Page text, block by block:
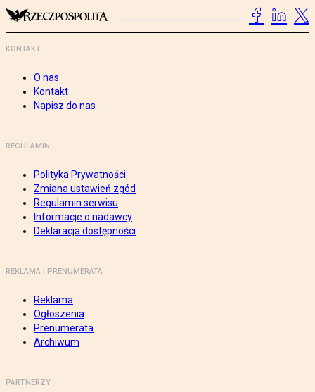
KONTAKT
O nas
Kontakt
Napisz do nas
REGULAMIN
Polityka Prywatności
Zmiana ustawień zgód
Regulamin serwisu
Informacje o nadawcy
Deklaracja dostępności
REKLAMA I PRENUMERATA
Reklama
Ogłoszenia
Prenumerata
Archiwum
PARTNERZY